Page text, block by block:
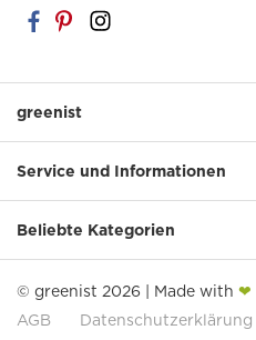
greenist
Service und Informationen
Beliebte Kategorien
© greenist 2026 | Made with ❤
AGB
Datenschutzerklärung